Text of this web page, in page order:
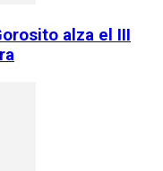
alza el III